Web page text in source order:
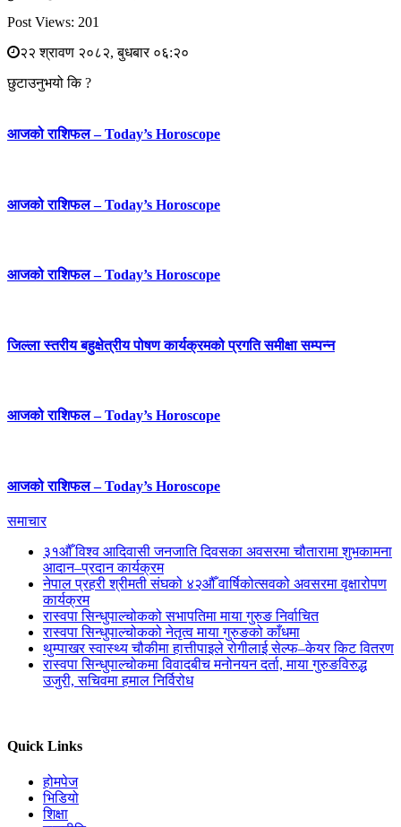
Post Views: 201
२२ श्रावण २०८२, बुधबार ०६:२०
छुटाउनुभयो कि ?
आजको राशिफल – Today’s Horoscope
आजको राशिफल – Today’s Horoscope
आजको राशिफल – Today’s Horoscope
जिल्ला स्तरीय बहुक्षेत्रीय पोषण कार्यक्रमको प्रगति समीक्षा सम्पन्न
आजको राशिफल – Today’s Horoscope
आजको राशिफल – Today’s Horoscope
समाचार
३१औँ विश्व आदिवासी जनजाति दिवसका अवसरमा चौतारामा शुभकामना
आदान–प्रदान कार्यक्रम
नेपाल प्रहरी श्रीमती संघको ४२औँ वार्षिकोत्सवको अवसरमा वृक्षारोपण
कार्यक्रम
रास्वपा सिन्धुपाल्चोकको सभापतिमा माया गुरुङ निर्वाचित
रास्वपा सिन्धुपाल्चोकको नेतृत्व माया गुरुङको काँधमा
थुम्पाखर स्वास्थ्य चौकीमा हात्तीपाइले रोगीलाई सेल्फ–केयर किट वितरण
रास्वपा सिन्धुपाल्चोकमा विवादबीच मनोनयन दर्ता, माया गुरुङविरुद्ध
उजुरी, सचिवमा हमाल निर्विरोध
Quick Links
होमपेज
भिडियो
शिक्षा